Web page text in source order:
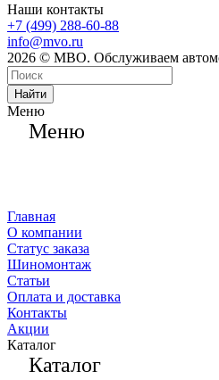
Наши контакты
+7 (499) 288-60-88
info@mvo.ru
2026 © МВО. Обслуживаем
Найти
Меню
Меню
Главная
О компании
Статус заказа
Шиномонтаж
Статьи
Оплата и доставка
Контакты
Акции
Каталог
Каталог